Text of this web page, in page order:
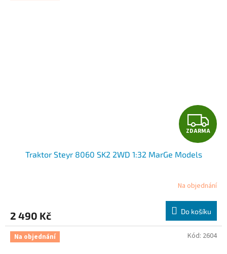
Z
D
R
M
A
ZDARMA
Traktor Steyr 8060 SK2 2WD 1:32 MarGe Models
Na objednání
2 490 Kč Do košíku
Na objednání Kód: 2604